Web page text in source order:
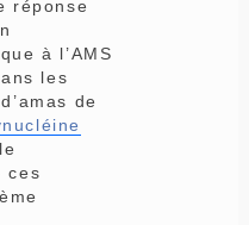
réponse
à l’AMS
les
de
ces